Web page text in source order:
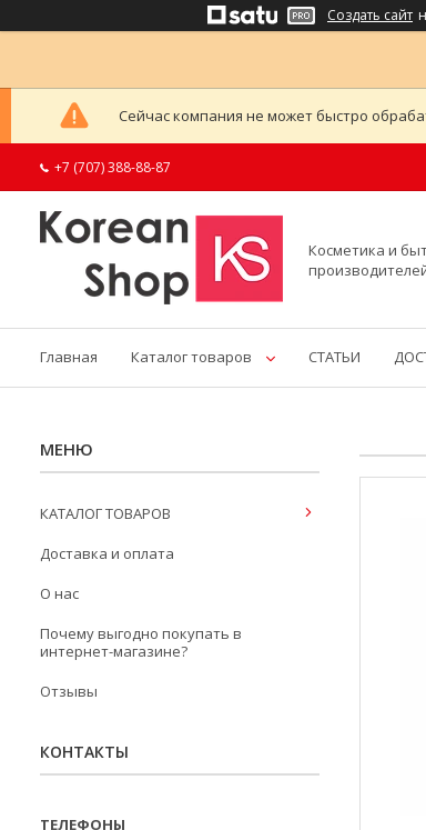
Создать сайт
Сейчас компания не может быстро
+7 (707) 388-88-87
Косметика и
Главная Каталог товаров СТАТЬИ
КАТАЛОГ ТОВАРОВ
Доставка и оплата
О нас
Почему выгодно покупать в
интернет-магазине?
Отзывы
КОНТАКТЫ